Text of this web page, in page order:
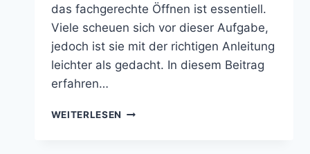
das fachgerechte Öffnen ist essentiell.
Viele scheuen sich vor dieser Aufgabe,
jedoch ist sie mit der richtigen Anleitung
leichter als gedacht. In diesem Beitrag
erfahren…
WEITERLESEN GEBERIT